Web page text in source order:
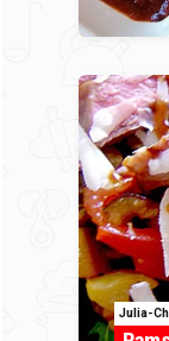
Julia-